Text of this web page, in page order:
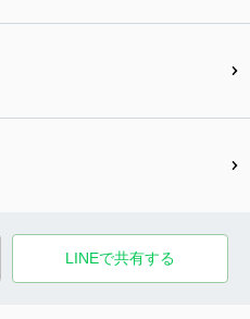
LINEで共有する